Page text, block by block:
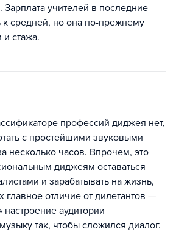
учителей в последние
к средней, но она по-прежнему
и стажа.
профессий диджея нет,
с простейшими звуковыми
несколько часов. Впрочем, это
диджеям оставаться
и зарабатывать на жизнь,
главное отличие от дилетантов —
настроение аудитории
так, чтобы сложился диалог.